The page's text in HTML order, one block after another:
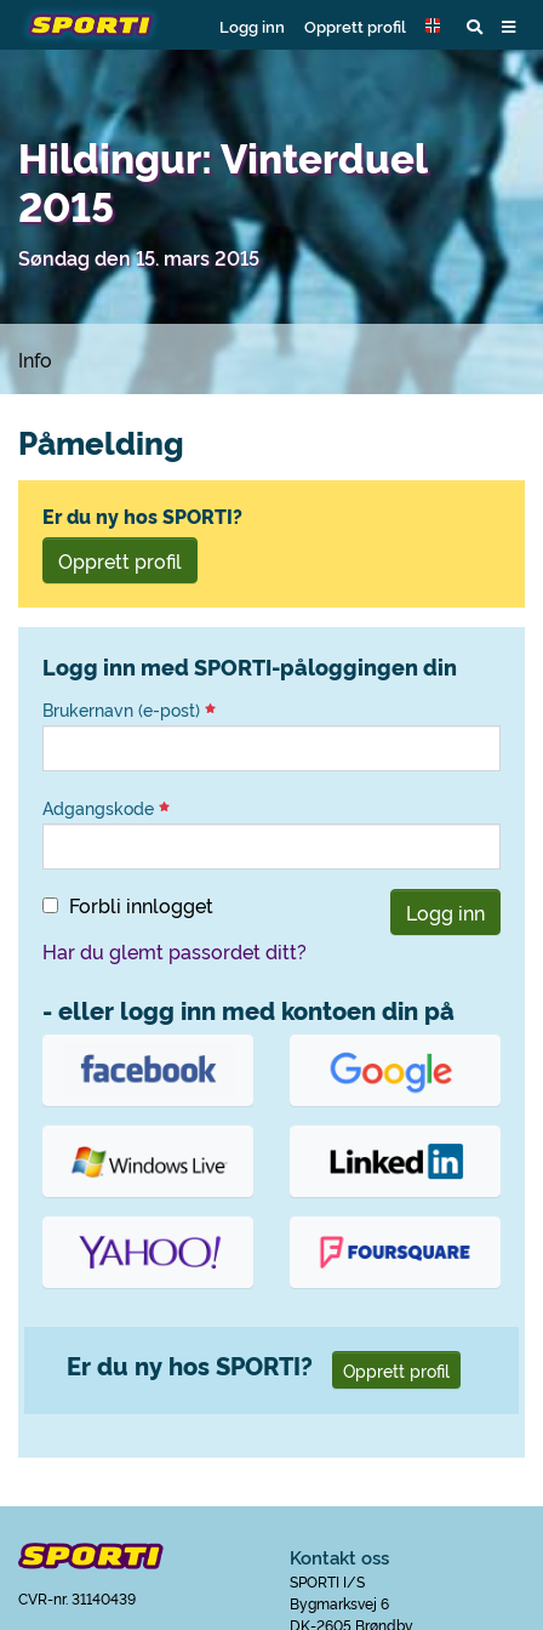
Logg inn Opprett profil
Hildingur: Vinterduel
2015
Søndag den 15. mars 2015
Info
Påmelding
Er du ny hos SPORTI?
Opprett profil
Logg inn med SPORTI-påloggingen din
Brukernavn (e-post)
Adgangskode
Forbli innlogget
Logg inn
Har du glemt passordet ditt?
- eller logg inn med kontoen din på
Er du ny hos SPORTI? Opprett profil
CVR-nr. 31140439
Kontakt oss
SPORTI I/S
Bygmarksvej 6
DK-2605 Brøndby